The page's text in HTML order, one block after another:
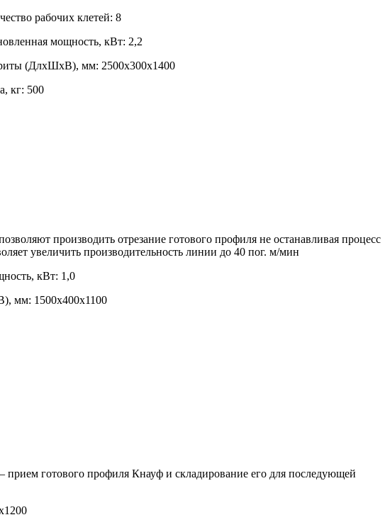
рабочих клетей: 8
мощность, кВт: 2,2
(ДлхШхВ), мм: 2500х300х1400
кг: 500
производить отрезание готового профиля не останавливая процесс
увеличить производительность линии до 40 пог. м/мин
кВт: 1,0
мм: 1500х400х1100
прием готового профиля Кнауф и складирование его для последующей